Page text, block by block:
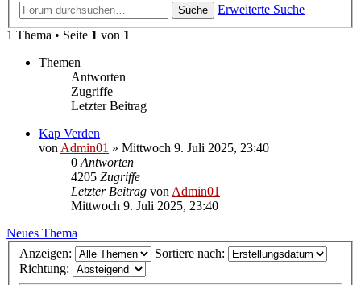
Suche
Erweiterte Suche
1 Thema • Seite 1 von 1
Themen
Antworten
Zugriffe
Letzter Beitrag
Kap Verden
von Admin01 » Mittwoch 9. Juli 2025, 23:40
0 Antworten
4205 Zugriffe
Letzter Beitrag von Admin01
Mittwoch 9. Juli 2025, 23:40
Neues Thema
Anzeigen:
Sortiere nach:
Richtung: